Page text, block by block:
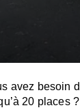
avez besoin
20 places